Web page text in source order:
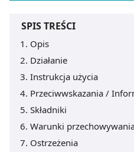
SPIS TREŚCI
Opis
Działanie
Instrukcja użycia
Przeciwwskazania /
Składniki
Warunki
Ostrzeżenia